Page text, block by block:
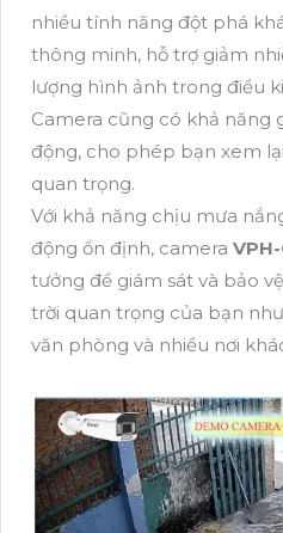
nhiều tính năng đột phá
thông minh, hỗ trợ giảm
lượng hình ảnh trong điều
Camera cũng có khả năng
động, cho phép bạn xem
quan trọng.
Với khả năng chịu mưa
động ổn định, camera
tưởng để giám sát và bảo
trời quan trọng của bạn
văn phòng và nhiều nơi